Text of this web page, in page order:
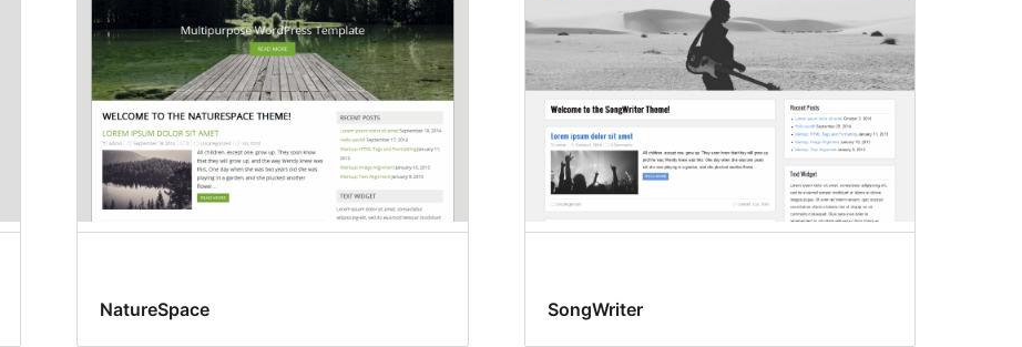
NatureSpace SongWriter